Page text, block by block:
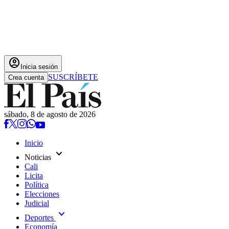
account_circle Inicia sesión
Crea cuenta SUSCRÍBETE
sábado, 8 de agosto de 2026
Inicio
Noticias expand_more
Cali
Licita
Política
Elecciones
Judicial
Deportes expand_more
Economía